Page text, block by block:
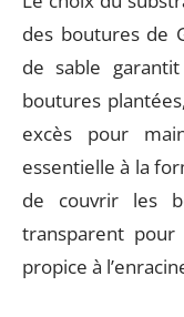
des boutures de
de sable
boutures
excès pour
essentielle à la
de couvrir les
transparent
propice à